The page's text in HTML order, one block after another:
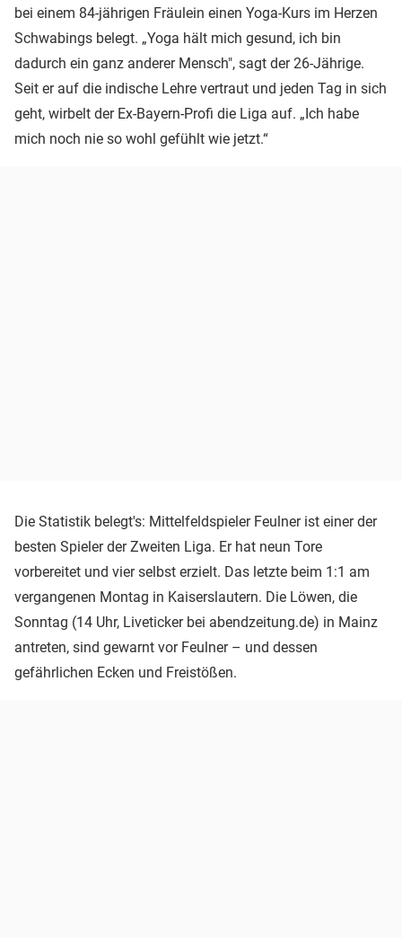
bei einem 84-jährigen Fräulein einen Yoga-Kurs im Herzen
Schwabings belegt. „Yoga hält mich gesund, ich bin
dadurch ein ganz anderer Mensch", sagt der 26-Jährige.
Seit er auf die indische Lehre vertraut und jeden Tag in sich
geht, wirbelt der Ex-Bayern-Profi die Liga auf. „Ich habe
mich noch nie so wohl gefühlt wie jetzt.“
Die Statistik belegt's: Mittelfeldspieler Feulner ist einer der
besten Spieler der Zweiten Liga. Er hat neun Tore
vorbereitet und vier selbst erzielt. Das letzte beim 1:1 am
vergangenen Montag in Kaiserslautern. Die Löwen, die
Sonntag (14 Uhr, Liveticker bei abendzeitung.de) in Mainz
antreten, sind gewarnt vor Feulner – und dessen
gefährlichen Ecken und Freistößen.